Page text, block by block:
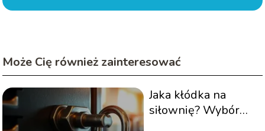
Może Cię również zainteresować
Jaka kłódka na
siłownię? Wybór